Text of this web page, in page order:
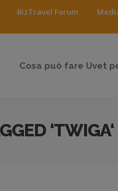
BizTravel Forum
Cosa può fare Uvet
‘TWIGA‘